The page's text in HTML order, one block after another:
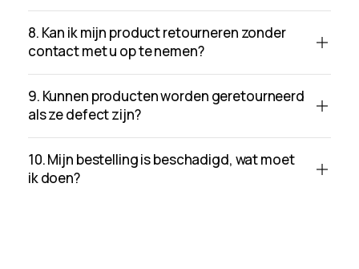
8. Kan ik mijn product retourneren zonder
contact met u op te nemen?
9. Kunnen producten worden geretourneerd
als ze defect zijn?
10. Mijn bestelling is beschadigd, wat moet
ik doen?